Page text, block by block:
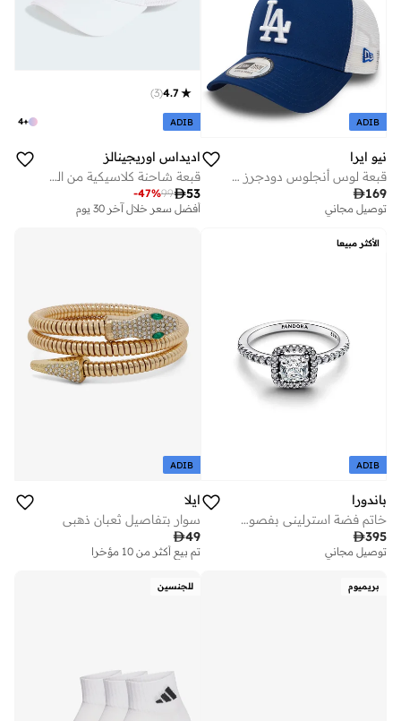
ADIB
نيو ايرا
قبعة لوس أنجلوس دودجرز لسائقي الشاحنات
169
توصيل مجاني
+
4
4.7
(
3
)
ADIB
اديداس اوريجينالز
قبعة شاحنة كلاسيكية من الفوم منحنية
53
99
-47%
أفضل سعر خلال آخر 30 يوم
الأكثر مبيعا
ADIB
باندورا
خاتم فضة استرليني بفصوص زركونيا مكعبة شفافة
395
توصيل مجاني
ADIB
ايلا
سوار بتفاصيل ثعبان ذهبي
49
تم بيع أكثر من 10 مؤخرا
بريميوم للجنسين